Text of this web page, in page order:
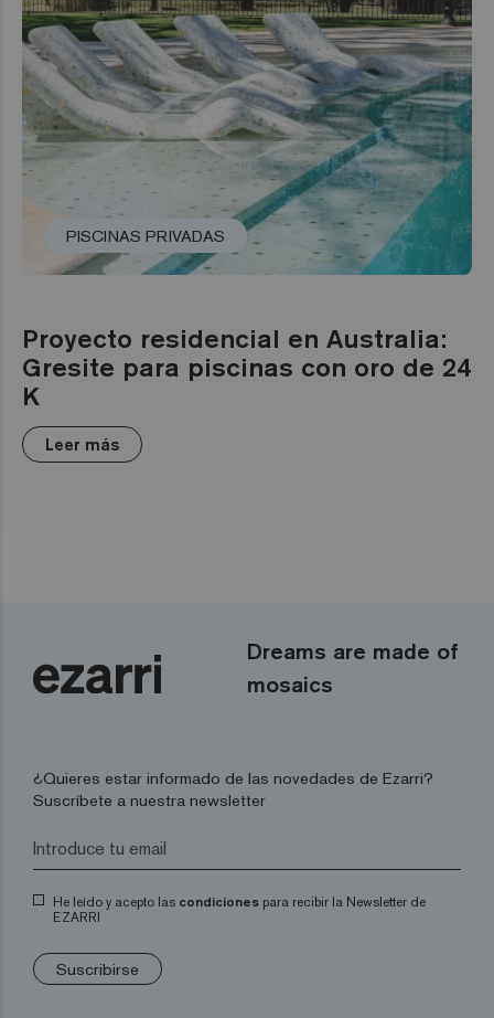
PISCINAS PRIVADAS
Proyecto residencial en Australia:
Gresite para piscinas con oro de 24
K
Leer más
Dreams are made of
mosaics
¿Quieres estar informado de las novedades de Ezarri?
Suscríbete a nuestra newsletter
He leído y acepto las condiciones para recibir la Newsletter de
EZARRI
Suscribirse